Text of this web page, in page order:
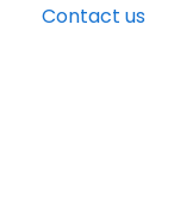
Contact us